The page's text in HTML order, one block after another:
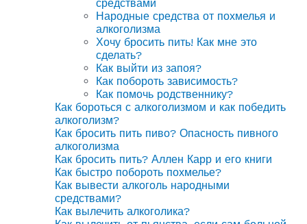
средствами
Народные средства от похмелья и
алкоголизма
Хочу бросить пить! Как мне это
сделать?
Как выйти из запоя?
Как побороть зависимость?
Как помочь родственнику?
Как бороться с алкоголизмом и как победить
алкоголизм?
Как бросить пить пиво? Опасность пивного
алкоголизма
Как бросить пить? Аллен Карр и его книги
Как быстро побороть похмелье?
Как вывести алкоголь народными
средствами?
Как вылечить алкоголика?